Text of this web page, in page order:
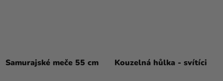
Samurajské meče 55 cm Kouzelná hůlka - svítíci
hodnocení